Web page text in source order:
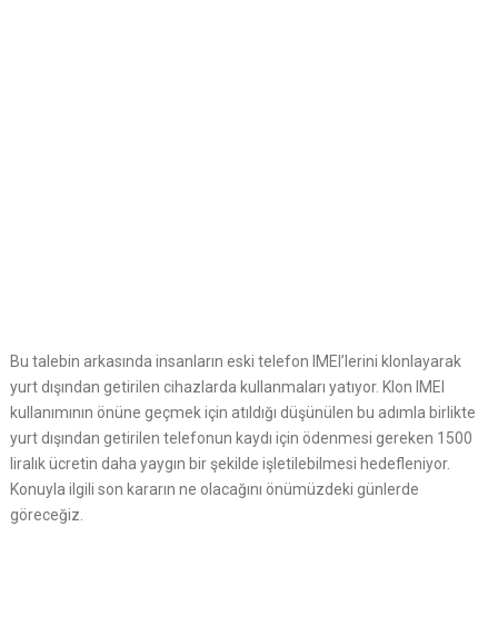
Bu talebin arkasında insanların eski telefon IMEI’lerini klonlayarak
yurt dışından getirilen cihazlarda kullanmaları yatıyor. Klon IMEI
kullanımının önüne geçmek için atıldığı düşünülen bu adımla birlikte
yurt dışından getirilen telefonun kaydı için ödenmesi gereken 1500
liralık ücretin daha yaygın bir şekilde işletilebilmesi hedefleniyor.
Konuyla ilgili son kararın ne olacağını önümüzdeki günlerde
göreceğiz.